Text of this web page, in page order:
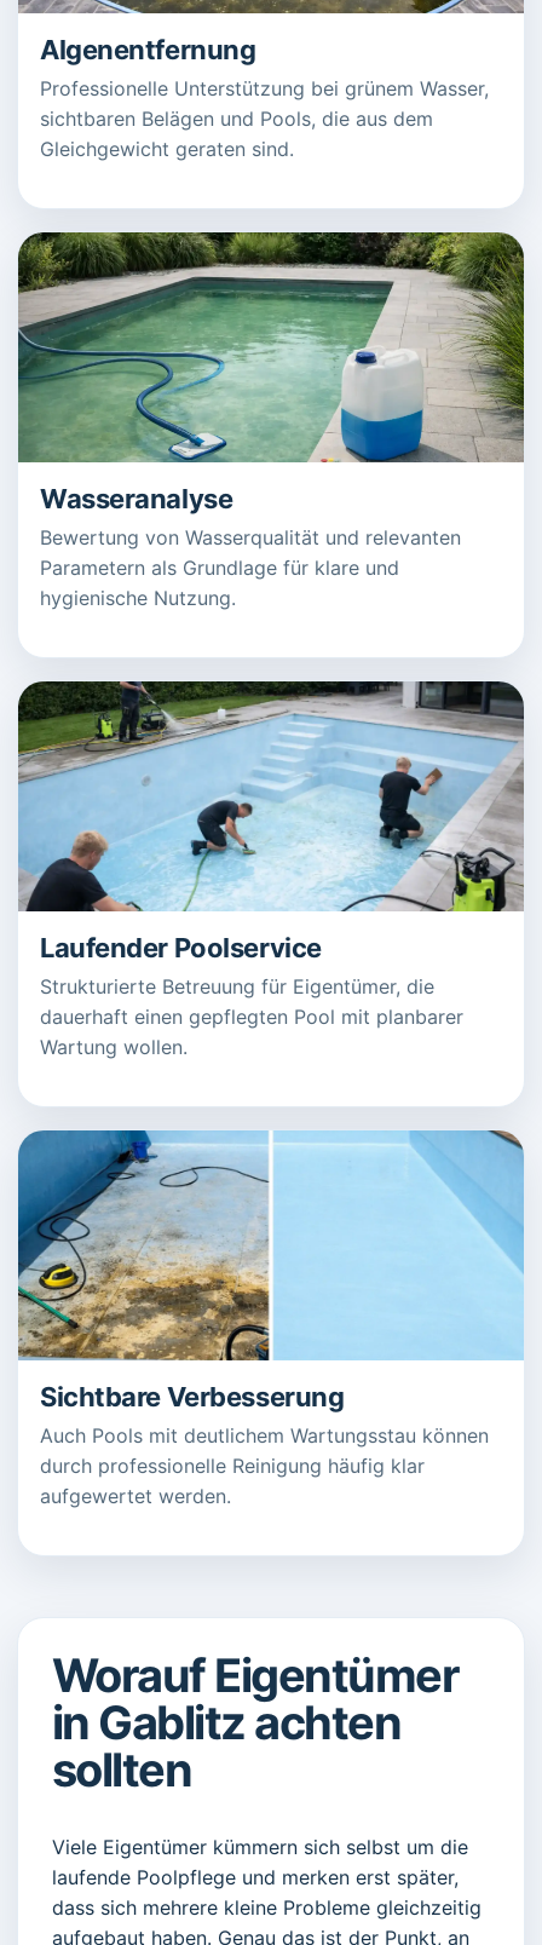
Algenentfernung
Professionelle Unterstützung bei grünem Wasser,
sichtbaren Belägen und Pools, die aus dem
Gleichgewicht geraten sind.
Wasseranalyse
Bewertung von Wasserqualität und relevanten
Parametern als Grundlage für klare und
hygienische Nutzung.
Laufender Poolservice
Strukturierte Betreuung für Eigentümer, die
dauerhaft einen gepflegten Pool mit planbarer
Wartung wollen.
Sichtbare Verbesserung
Auch Pools mit deutlichem Wartungsstau können
durch professionelle Reinigung häufig klar
aufgewertet werden.
Worauf Eigentümer
in Gablitz achten
sollten
Viele Eigentümer kümmern sich selbst um die
laufende Poolpflege und merken erst später,
dass sich mehrere kleine Probleme gleichzeitig
aufgebaut haben. Genau das ist der Punkt, an